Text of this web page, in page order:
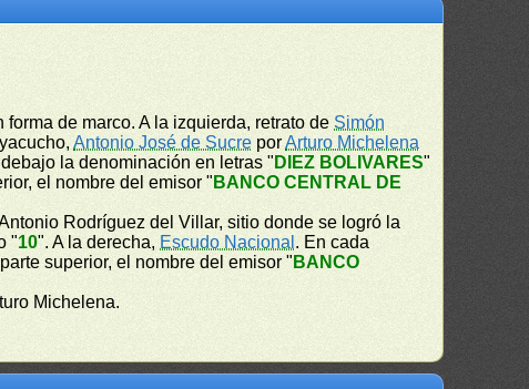
de marco. A la izquierda, retrato deSimón
Antonio José de Sucre porArturo Michelena
la denominación en letras " DIEZ BOLIVARES"
el nombre del emisor " BANCO CENTRAL DE
Rodríguez del Villar, sitio donde se logró la
"10". A la derecha, Escudo Nacional . En cada
superior, el nombre del emisor " BANCO
Michelena.